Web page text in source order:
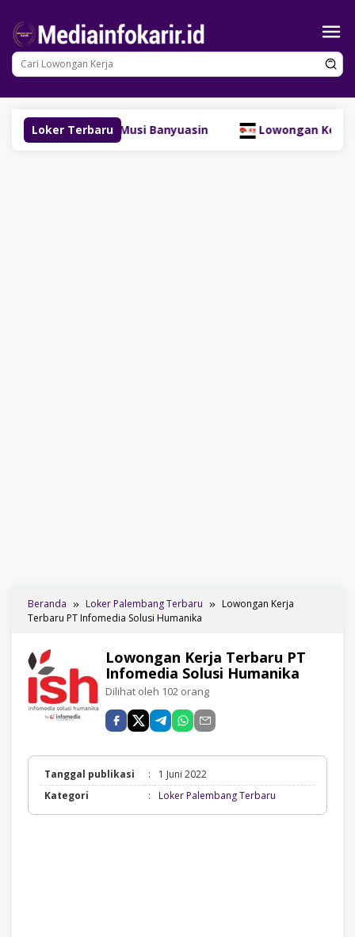
konten
Loker Terbaru
Site Musi Banyuasin Lowongan Kerja Kasir
Beranda Loker Palembang Terbaru
Lowongan Kerja
Terbaru PT Infomedia Solusi Humanika
Lowongan Kerja Terbaru PT
Infomedia Solusi Humanika
Dilihat oleh 102 orang
Tanggal publikasi :
1 Juni 2022
Kategori
: Loker Palembang Terbaru